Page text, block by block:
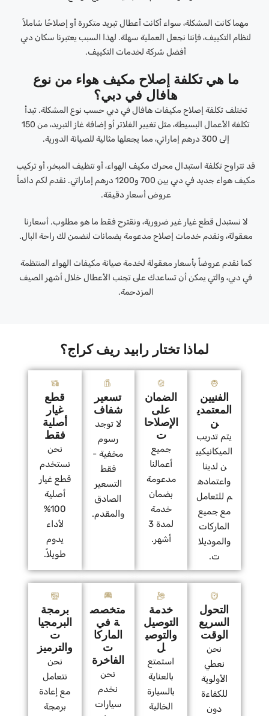
مهما كانت المشكلة، سواء أكانت أعطال تبريد متكررة أو إصلاحًا شاملاً
لنظام التكييف، فإننا نجعل العملية سهلة. لهذا السبب يعتبرنا سكان دبي
أفضل شركة لخدمات التكييف.
ما هي تكلفة إصلاح مكيف هواء من نوع
هافال في دبي؟
تختلف تكلفة إصلاح مكيفات هافال في دبي حسب نوع المشكلة. تبدأ
تكلفة الأعمال البسيطة، مثل تغيير الفلاتر أو إضافة غاز التبريد، من 150
إلى 300 درهم إماراتي، مما يجعلها مثالية للصيانة الدورية.
قد تتراوح تكلفة استبدال محرك مكيف الهواء، أو تنظيف المبخر، أو تركيب
مكيف هواء جديد في دبي بين 700 و1200 درهم إماراتي. نقدم لكم دائماً
عروض أسعار دقيقة.
لا نستبدل قطع غيار غير ضرورية، ونقترح فقط ما هو مطلوب. أسعارنا
معقولة، ونقدم خدمات إصلاح مدعومة بضمانات لنضمن لك راحة البال.
كما نقدم عروضاً بأسعار معقولة لخدمة صيانة مكيفات الهواء المنتظمة
في دبي، والتي يمكن أن تساعدك على تجنب الأعطال خلال أشهر الصيف
المزدحمة.
لماذا تختار رابيد ريف كراج؟
الفنيين
المعتمدي
ن
يتم تدريب
الميكانيكيي
ن لدينا
واعتماده
م للتعامل
مع جميع
الماركات
والموديلا
ت.
الضمان
على
الإصلاحا
ت
جميع
أعمالنا
مدعومة
بضمان
خدمة
لمدة 3
أشهر.
تسعير
شفاف
لا توجد
رسوم
مخفية -
فقط
التسعير
الصادق
والمقدم.
قطع
غيار
أصلية
فقط
نحن
نستخدم
قطع غيار
أصلية
100%
لأداء
يدوم
طويلاً.
التحول
السريع
الوقت
نحن
نعطي
الأولوية
للكفاءة
دون
خدمة
التوصيل
والتوصي
ل
استمتع
بالعناية
بالسيارة
الخالية
متخصص
ة في
الماركا
ت
الفاخرة
نحن
نخدم
سيارات
برمجة
البرمجيا
ت
والترميز
نحن
نتعامل
مع إعادة
برمجة